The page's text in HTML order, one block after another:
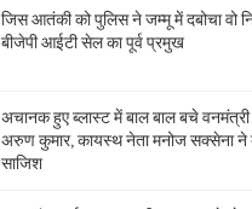
जिस आतंकी को पुलिस ने जम्मू में दबोचा वो
बीजेपी आईटी सेल का पूर्व प्रमुख
अचानक हुए ब्लास्ट में बाल बाल बचे वनमंत्री
अरुण कुमार, कायस्थ नेता मनोज सक्सेना ने
साजिश